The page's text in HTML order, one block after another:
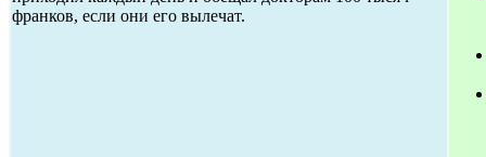
франков, если они его вылечат.